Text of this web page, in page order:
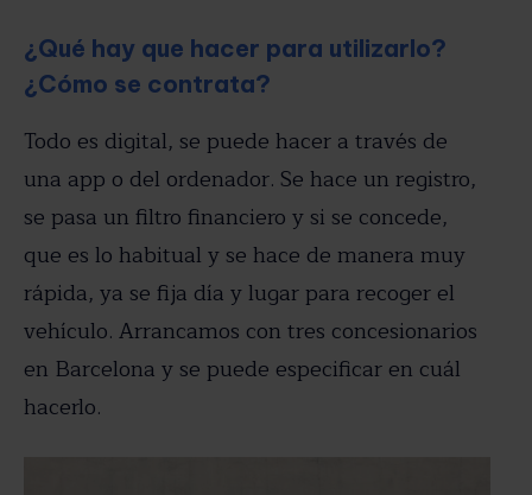
¿Qué hay que hacer para utilizarlo?
¿Cómo se contrata?
Todo es digital, se puede hacer a través de
una app o del ordenador. Se hace un registro,
se pasa un filtro financiero y si se concede,
que es lo habitual y se hace de manera muy
rápida, ya se fija día y lugar para recoger el
vehículo. Arrancamos con tres concesionarios
en Barcelona y se puede especificar en cuál
hacerlo.